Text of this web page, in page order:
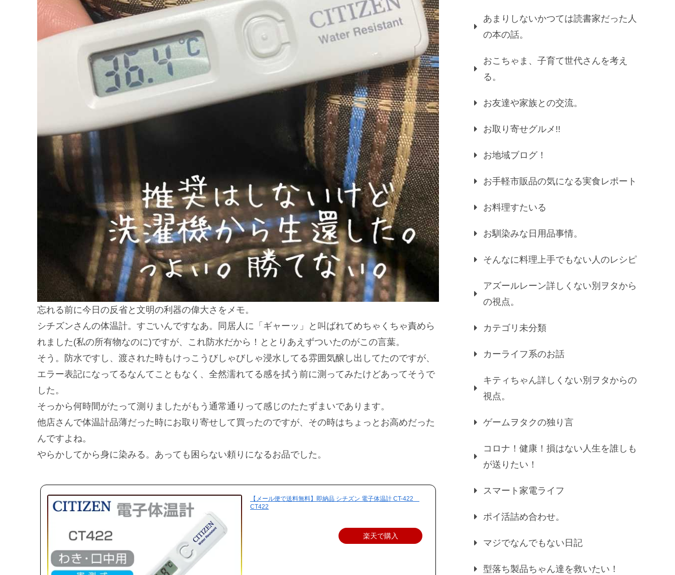
忘れる前に今日の反省と文明の利器の偉大さをメモ。
シチズンさんの体温計。すごいんですなあ。同居人に「ギャーッ」と叫ばれてめちゃくちゃ責めら
れました(私の所有物なのに)ですが、これ防水だから！ととりあえずついたのがこの言葉。
そう。防水ですし、渡された時もけっこうびしゃびしゃ浸水してる雰囲気醸し出してたのですが、
エラー表記になってるなんてこともなく、全然濡れてる感を拭う前に測ってみたけどあってそうで
した。
そっから何時間がたって測りましたがもう通常通りって感じのたたずまいであります。
他店さんで体温計品薄だった時にお取り寄せして買ったのですが、その時はちょっとお高めだった
んですよね。
やらかしてから身に染みる。あっても困らない頼りになるお品でした。
【メール便で送料無料】即納品 シチズン 電子体温計 CT-422
CT422
楽天で購入
あまりしないかつては読書家だった人
の本の話。
おこちゃま、子育て世代さんを考え
る。
お友達や家族との交流。
お取り寄せグルメ!!
お地域ブログ！
お手軽市販品の気になる実食レポート
お料理すたいる
お馴染みな日用品事情。
そんなに料理上手でもない人のレシピ
アズールレーン詳しくない別ヲタから
の視点。
カテゴリ未分類
カーライフ系のお話
キティちゃん詳しくない別ヲタからの
視点。
ゲームヲタクの独り言
コロナ！健康！損はない人生を誰しも
が送りたい！
スマート家電ライフ
ポイ活詰め合わせ。
マジでなんでもない日記
型落ち製品ちゃん達を救いたい！